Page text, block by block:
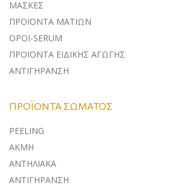
ΜΑΣΚΕΣ
ΠΡΟΪΟΝΤΑ ΜΑΤΙΩΝ
ΟΡΟΙ-SERUM
ΠΡΟΪΟΝΤΑ ΕΙΔΙΚΗΣ ΑΓΩΓΗΣ
ΑΝΤΙΓΗΡΑΝΣΗ
ΠΡΟΪΌΝΤΑ ΣΏΜΑΤΟΣ
PEELING
ΑΚΜΗ
ΑΝΤΗΛΙΑΚΑ
ΑΝΤΙΓΗΡΑΝΣΗ